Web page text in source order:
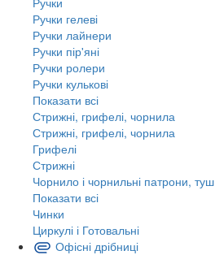
Ручки гелеві
Ручки лайнери
Ручки пір'яні
Ручки ролери
Ручки кулькові
Показати всі
Стрижні, грифелі, чорнила
Стрижні, грифелі, чорнила
Грифелі
Стрижні
Чорнило і чорнильні патрони, туш
Показати всі
Чинки
Циркулі і Готовальні
Офісні дрібниці